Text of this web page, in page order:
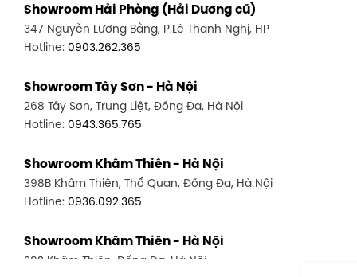
Showroom Thuận An - Bình Dương
66 đường DT743, An Phú, Thuận An, Bình Dương
Showroom Biên Hòa - Đồng Nai
452 Nguyễn Ái Quốc, Tân Tiến, TP. Biên Hòa, Đồng Nai
Hotline:0943.960.966
Showroom Buôn Ma Thuột
Hotline:0934.02.18.18
Showroom Hải Phòng (Hải Dương cũ)
347 Nguyễn Lương Bằng, P.Lê Thanh Nghị, HP
Hotline: 0903.262.365
Showroom Tây Sơn - Hà Nội
268 Tây Sơn, Trung Liệt, Đống Đa, Hà Nội
Hotline: 0943.365.765
Showroom Khâm Thiên - Hà Nội
398B Khâm Thiên, Thổ Quan, Đống Đa, Hà Nội
Hotline: 0936.092.365
Showroom Khâm Thiên - Hà Nội
302 Khâm Thiên, Đống Đa, Hà Nội